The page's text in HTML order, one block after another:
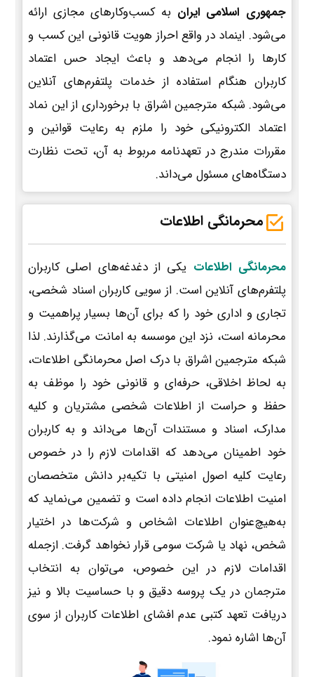
جمهوری اسلامی ایران به کسب‌وکارهای مجازی ارائه
می‌شود. اینماد در واقع احراز هویت قانونی این کسب و
کارها را انجام می‌دهد و باعث ایجاد حس اعتماد
کاربران هنگام استفاده از خدمات پلتفرم‌های آنلاین
می‌شود. شبکه مترجمین اشراق با برخورداری از این نماد
اعتماد الکترونیکی خود را ملزم به رعایت قوانین و
مقررات مندرج در تعهدنامه مربوط به آن، تحت نظارت
دستگاه‌های مسئول می‌داند.
محرمانگی اطلاعات
محرمانگی اطلاعات یکی از دغدغه‌های اصلی کاربران
پلتفرم‌های آنلاین است. از سویی کاربران اسناد شخصی،
تجاری و اداری خود را که برای آن‌ها بسیار پراهمیت و
محرمانه است، نزد این موسسه به امانت می‌گذارند. لذا
شبکه مترجمین اشراق با درک اصل محرمانگی اطلاعات،
به لحاظ اخلاقی، حرفه‌ای و قانونی خود را موظف به
حفظ و حراست از اطلاعات شخصی مشتریان و کلیه
مدارک، اسناد و مستندات آن‌ها می‌داند و به کاربران
خود اطمینان می‌دهد که اقدامات لازم را در خصوص
رعایت کلیه اصول امنیتی با تکیه‌بر دانش متخصصان
امنیت اطلاعات انجام داده است و تضمین می‌نماید که
به‌هیچ‌عنوان اطلاعات اشخاص و شرکت‌ها در اختیار
شخص، نهاد یا شرکت سومی قرار نخواهد گرفت. ازجمله
اقدامات لازم در این خصوص، می‌توان به انتخاب
مترجمان در یک پروسه دقیق و با حساسیت بالا و نیز
دریافت تعهد کتبی عدم افشای اطلاعات کاربران از سوی
آن‌ها اشاره نمود.